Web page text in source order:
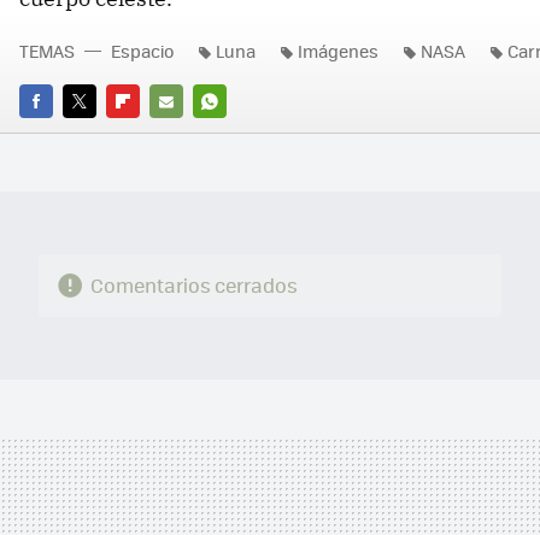
FACEBOOK
TWITTERFLIPBOARD
E-
WHATSAPP
TEMAS Espacio Luna Imágenes NASA
Comentarios cerrados